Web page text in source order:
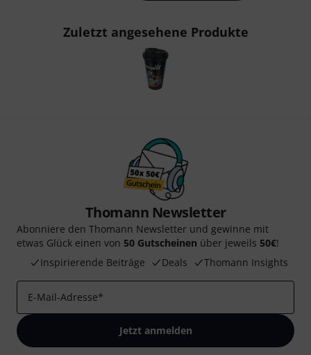
Zuletzt angesehene Produkte
Thomann Newsletter
Abonniere den Thomann Newsletter und gewinne mit
etwas Glück einen von 50 Gutscheinen über jeweils 50€!
Inspirierende Beiträge
Deals Thomann Insights
E-Mail-Adresse*
Jetzt anmelden